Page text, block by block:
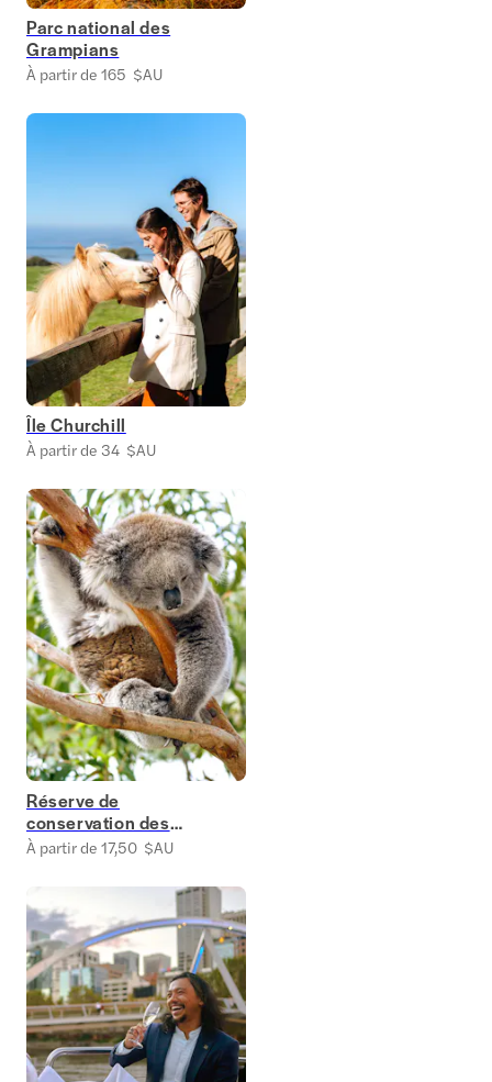
Parc national des
Grampians
À partir de 165 $AU
Île Churchill
À partir de 34 $AU
Réserve de
conservation des
koalas
À partir de 17,50 $AU